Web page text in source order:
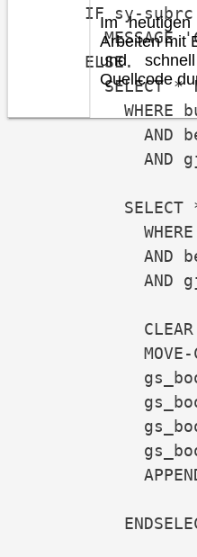
IF sy-subrc
MESSAGE
ELSE.
SELECT *
WHERE
AND belnr
AND gjahr
SELECT *
WHERE
AND belnr
AND gjahr
CLEAR
MOVE-
gs_booking-
APPEND
Im
Arbeiten mit
und
Quellcode